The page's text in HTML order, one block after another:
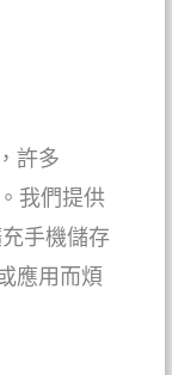
許多
我們提供
手機儲存
應用而煩